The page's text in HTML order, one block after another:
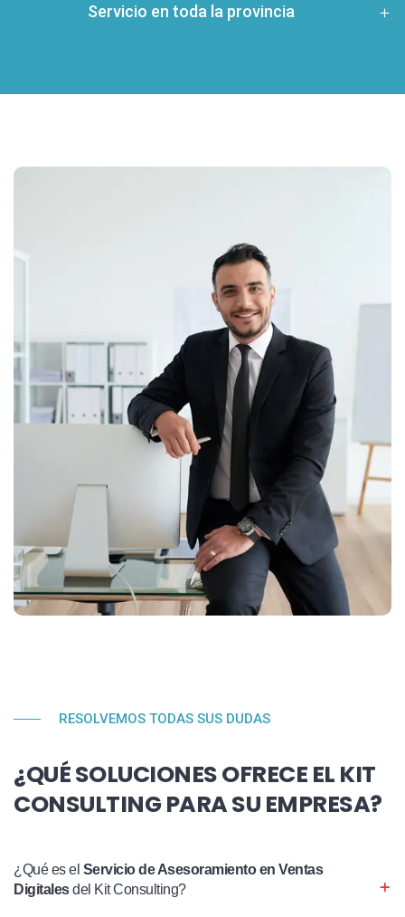
Servicio en toda la provincia
RESOLVEMOS TODAS SUS DUDAS
¿QUÉ SOLUCIONES OFRECE EL KIT
CONSULTING PARA SU EMPRESA?
¿Qué es el Servicio de Asesoramiento en Ventas
Digitalesdel Kit Consulting?